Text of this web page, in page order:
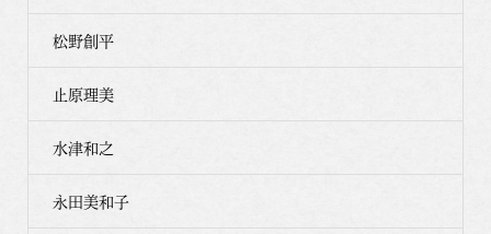
松野創平
止原理美
水津和之
永田美和子